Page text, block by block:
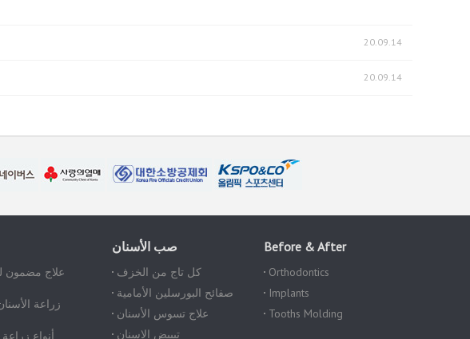
20.09.14
20.09.14
زراعة
أنواع
صب الأسنان
كل تاج من الخزف
صفائح البورسلين الأمامية
علاج تسوس الأسنان
تبييض الاسنان
Before & After
Orthodontics
Implants
Tooths Molding